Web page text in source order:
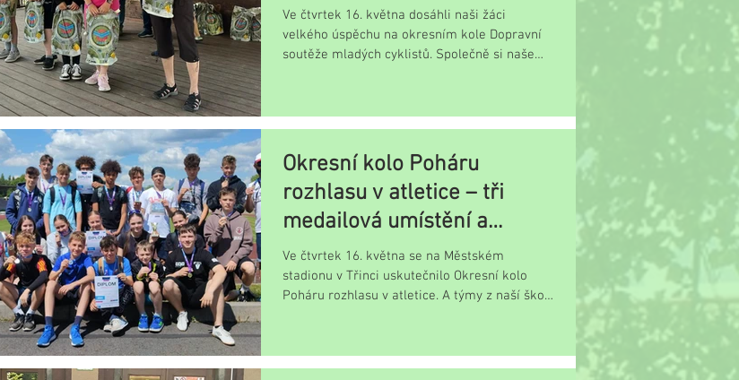
Ve čtvrtek 16. května dosáhli naši žáci
velkého úspěchu na okresním kole Dopravní
soutěže mladých cyklistů. Společně si naše
Okresní kolo Poháru
rozhlasu v atletice – tři
medailová umístění a
postupy do krajského kola!
Ve čtvrtek 16. května se na Městském
stadionu v Třinci uskutečnilo Okresní kolo
Poháru rozhlasu v atletice. A týmy z naší školy